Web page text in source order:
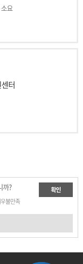
요
터
까?
불만족
확인